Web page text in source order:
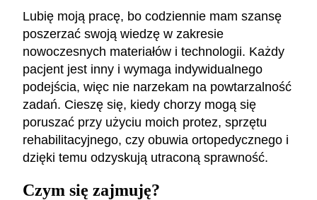
Lubię moją pracę, bo codziennie mam szansę
poszerzać swoją wiedzę w zakresie
nowoczesnych materiałów i technologii. Każdy
pacjent jest inny i wymaga indywidualnego
podejścia, więc nie narzekam na powtarzalność
zadań. Cieszę się, kiedy chorzy mogą się
poruszać przy użyciu moich protez, sprzętu
rehabilitacyjnego, czy obuwia ortopedycznego i
dzięki temu odzyskują utraconą sprawność.
Czym się zajmuję?